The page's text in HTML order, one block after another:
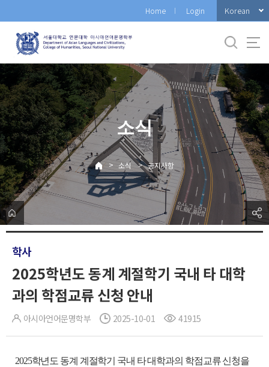
로
메
뉴
Home Login Korean
소식
> 소식 > 공지사항
학사
2025학년도 동계 계절학기 국내 타 대학
과의 학점교류 신청 안내
아시아언어문명학부 2025-10-01 41915
2025학년도 동계 계절학기 국내 타 대학과의 학점교류 신청을